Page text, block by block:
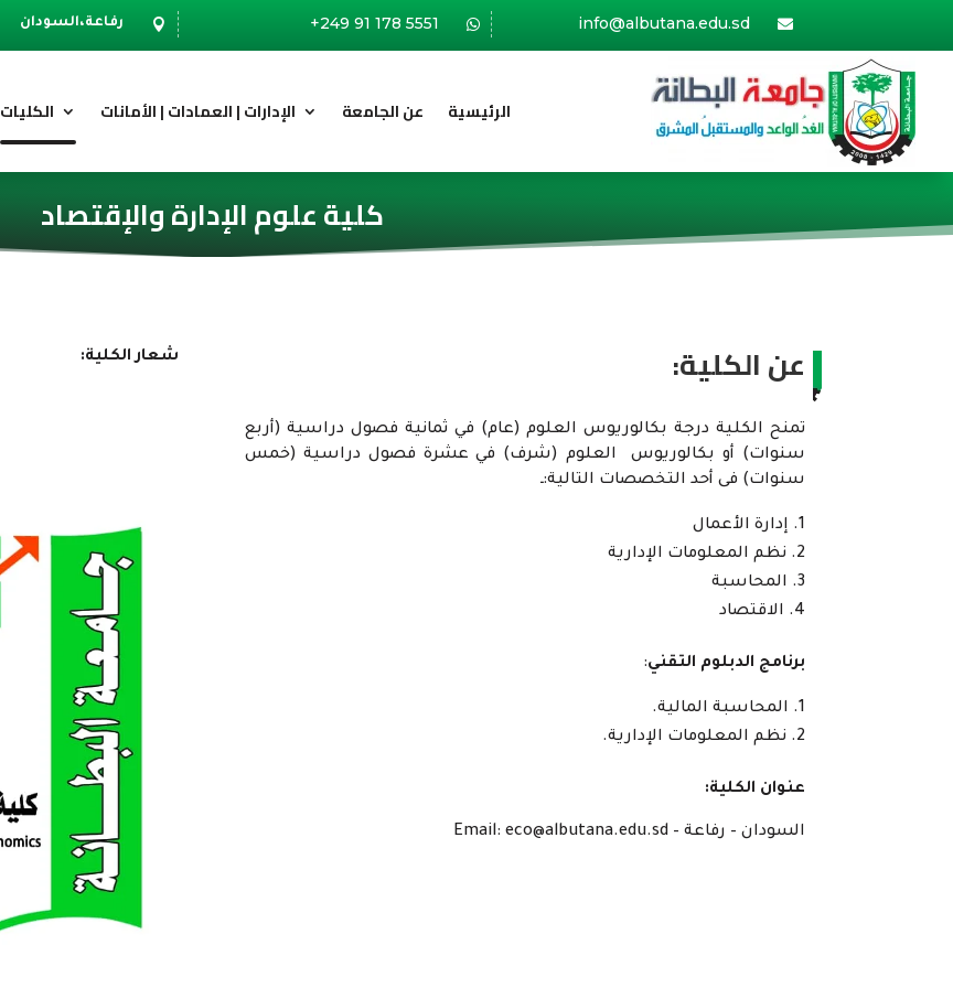
 رفاعة،السودان 
+249 91 178 5551 
info@albutana.edu.sd
الرئيسية عن الجامعة الإدارات | العمادات | الأمانات الكليات
كلية علوم الإدارة والإقتصاد
شعار الكلية: عن الكلية:
تمنح الكلية درجة بكالوريوس العلوم (عام) في ثمانية فصول دراسية (أربع
سنوات) أو بكالوريوس العلوم (شرف) في عشرة فصول دراسية (خمس
سنوات) فى أحد التخصصات التالية:ـ
إدارة الأعمال
نظم المعلومات الإدارية
المحاسبة
الاقتصاد
برنامج الدبلوم التقني:
المحاسبة المالية.
نظم المعلومات الإدارية.
عنوان الكلية:
السودان – رفاعة – Email: eco@albutana.edu.sd